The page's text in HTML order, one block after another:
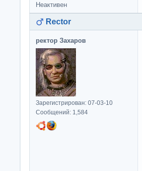
Неактивен
Rector
ректор Захаров
Зарегистрирован: 07-03-10
Сообщений: 1,584